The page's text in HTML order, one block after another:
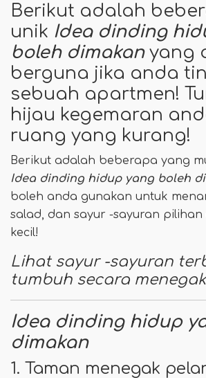
Berikut adalah
unik Idea dinding
boleh dimakanyang
berguna jika anda
sebuah apartmen!
hijau kegemaran
ruang yang kurang!
Berikut adalah beberapa yang
Idea dinding hidup yang boleh
boleh anda gunakan untuk
salad, dan sayur -sayuran
kecil!
Lihat sayur -sayuran
tumbuh secara
Idea dinding hidup
dimakan
1. Taman menegak